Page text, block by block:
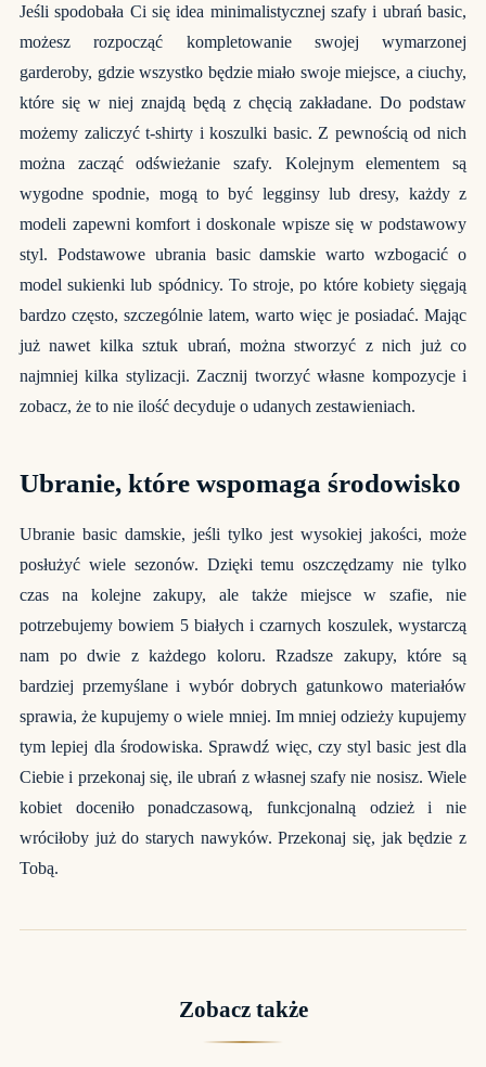
Jeśli spodobała Ci się idea minimalistycznej szafy i ubrań basic,
możesz rozpocząć kompletowanie swojej wymarzonej
garderoby, gdzie wszystko będzie miało swoje miejsce, a ciuchy,
które się w niej znajdą będą z chęcią zakładane. Do podstaw
możemy zaliczyć t-shirty i koszulki basic. Z pewnością od nich
można zacząć odświeżanie szafy. Kolejnym elementem są
wygodne spodnie, mogą to być legginsy lub dresy, każdy z
modeli zapewni komfort i doskonale wpisze się w podstawowy
styl. Podstawowe ubrania basic damskie warto wzbogacić o
model sukienki lub spódnicy. To stroje, po które kobiety sięgają
bardzo często, szczególnie latem, warto więc je posiadać. Mając
już nawet kilka sztuk ubrań, można stworzyć z nich już co
najmniej kilka stylizacji. Zacznij tworzyć własne kompozycje i
zobacz, że to nie ilość decyduje o udanych zestawieniach.
Ubranie, które wspomaga środowisko
Ubranie basic damskie, jeśli tylko jest wysokiej jakości, może
posłużyć wiele sezonów. Dzięki temu oszczędzamy nie tylko
czas na kolejne zakupy, ale także miejsce w szafie, nie
potrzebujemy bowiem 5 białych i czarnych koszulek, wystarczą
nam po dwie z każdego koloru. Rzadsze zakupy, które są
bardziej przemyślane i wybór dobrych gatunkowo materiałów
sprawia, że kupujemy o wiele mniej. Im mniej odzieży kupujemy
tym lepiej dla środowiska. Sprawdź więc, czy styl basic jest dla
Ciebie i przekonaj się, ile ubrań z własnej szafy nie nosisz. Wiele
kobiet doceniło ponadczasową, funkcjonalną odzież i nie
wróciłoby już do starych nawyków. Przekonaj się, jak będzie z
Tobą.
Zobacz także